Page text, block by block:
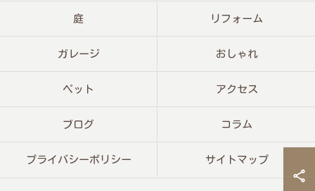
庭 リフォーム
ガレージ おしゃれ
ペット アクセス
ブログ コラム
プライバシーポリシー サイトマップ